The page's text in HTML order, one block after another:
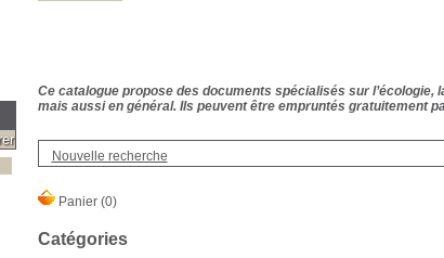
Ce catalogue propose des documents spécialisés sur l’écologie,
mais aussi en général. Ils peuvent être empruntés gratuitement
Nouvelle recherche
Catégories